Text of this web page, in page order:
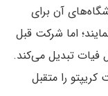
آن برای
اما شرکت قبل
فیات تبدیل می‌کند.
را متقبل